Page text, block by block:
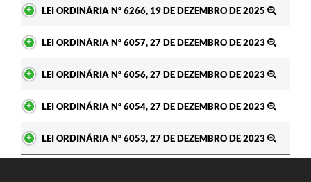
LEI ORDINÁRIA Nº 6266, 19 DE DEZEMBRO DE 2025
LEI ORDINÁRIA Nº 6057, 27 DE DEZEMBRO DE 2023
LEI ORDINÁRIA Nº 6056, 27 DE DEZEMBRO DE 2023
LEI ORDINÁRIA Nº 6054, 27 DE DEZEMBRO DE 2023
LEI ORDINÁRIA Nº 6053, 27 DE DEZEMBRO DE 2023